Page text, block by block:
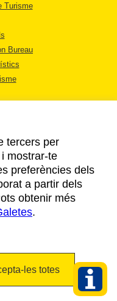
Turisme
Bureau
tercers per
mostrar-te
preferències dels
a partir dels
obtenir més
.
les totes